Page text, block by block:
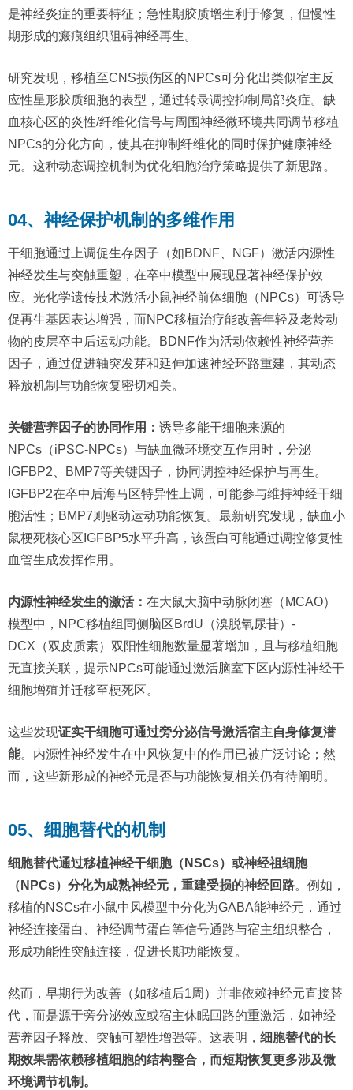
是神经炎症的重要特征；急性期胶质增生利于修复，但慢性
期形成的瘢痕组织阻碍神经再生。
研究发现，移植至CNS损伤区的NPCs可分化出类似宿主反
应性星形胶质细胞的表型，通过转录调控抑制局部炎症。缺
血核心区的炎性/纤维化信号与周围神经微环境共同调节移植
NPCs的分化方向，使其在抑制纤维化的同时保护健康神经
元。这种动态调控机制为优化细胞治疗策略提供了新思路。
04、神经保护机制的多维作用
干细胞通过上调促生存因子（如BDNF、NGF）激活内源性
神经发生与突触重塑，在卒中模型中展现显著神经保护效
应。光化学遗传技术激活小鼠神经前体细胞（NPCs）可诱导
促再生基因表达增强，而NPC移植治疗能改善年轻及老龄动
物的皮层卒中后运动功能。BDNF作为活动依赖性神经营养
因子，通过促进轴突发芽和延伸加速神经环路重建，其动态
释放机制与功能恢复密切相关。
关键营养因子的协同作用： 诱导多能干细胞来源的
NPCs（iPSC-NPCs）与缺血微环境交互作用时，分泌
IGFBP2、BMP7等关键因子，协同调控神经保护与再生。
IGFBP2在卒中后海马区特异性上调，可能参与维持神经干细
胞活性；BMP7则驱动运动功能恢复。最新研究发现，缺血小
鼠梗死核心区IGFBP5水平升高，该蛋白可能通过调控修复性
血管生成发挥作用。
内源性神经发生的激活： 在大鼠大脑中动脉闭塞（MCAO）
模型中，NPC移植组同侧脑区BrdU（溴脱氧尿苷）-
DCX（双皮质素）双阳性细胞数量显著增加，且与移植细胞
无直接关联，提示NPCs可能通过激活脑室下区内源性神经干
细胞增殖并迁移至梗死区。
这些发现证实干细胞可通过旁分泌信号激活宿主自身修复潜
能。内源性神经发生在中风恢复中的作用已被广泛讨论；然
而，这些新形成的神经元是否与功能恢复相关仍有待阐明。
05、细胞替代的机制
细胞替代通过移植神经干细胞（NSCs）或神经祖细胞
（NPCs）分化为成熟神经元，重建受损的神经回路。例如，
移植的NSCs在小鼠中风模型中分化为GABA能神经元，通过
神经连接蛋白、神经调节蛋白等信号通路与宿主组织整合，
形成功能性突触连接，促进长期功能恢复。
然而，早期行为改善（如移植后1周）并非依赖神经元直接替
代，而是源于旁分泌效应或宿主休眠回路的重激活，如神经
营养因子释放、突触可塑性增强等。这表明， 细胞替代的长
期效果需依赖移植细胞的结构整合，而短期恢复更多涉及微
环境调节机制。